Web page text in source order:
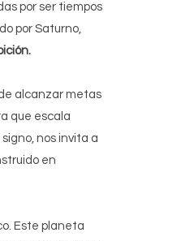
por ser tiempos
por Saturno,
alcanzar metas
que escala
nos invita a
en
Este planeta